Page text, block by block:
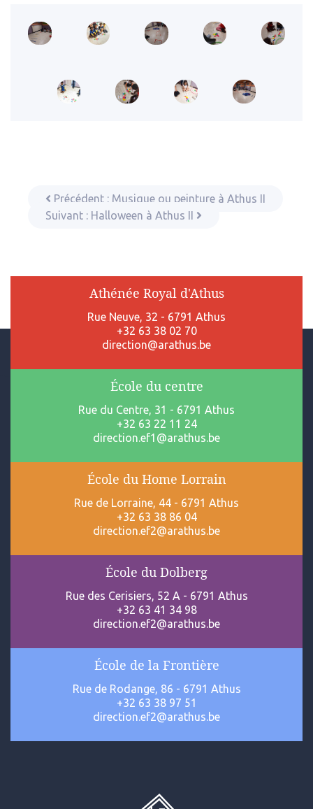
Précédent : Musique ou peinture à Athus II
Suivant : Halloween à Athus II
Athénée Royal d'Athus
Rue Neuve, 32 - 6791 Athus
+32 63 38 02 70
direction@arathus.be
École du centre
Rue du Centre, 31 - 6791 Athus
+32 63 22 11 24
direction.ef1@arathus.be
École du Home Lorrain
Rue de Lorraine, 44 - 6791 Athus
+32 63 38 86 04
direction.ef2@arathus.be
École du Dolberg
Rue des Cerisiers, 52 A - 6791 Athus
+32 63 41 34 98
direction.ef2@arathus.be
École de la Frontière
Rue de Rodange, 86 - 6791 Athus
+32 63 38 97 51
direction.ef2@arathus.be